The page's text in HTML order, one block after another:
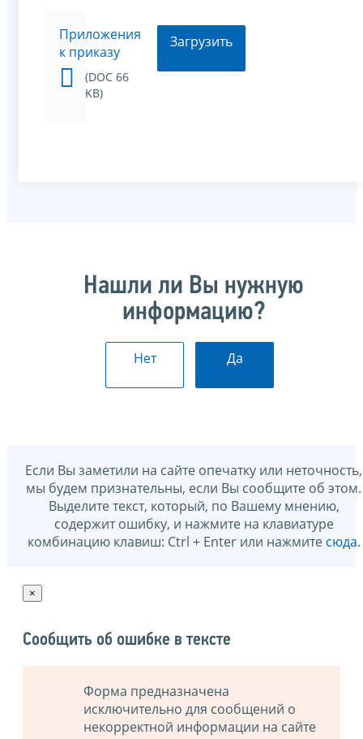
Приложения
к приказу
(DOC 66
KB)
Загрузить
Нашли ли Вы нужную
информацию?
Нет Да
Если Вы заметили на сайте опечатку или неточность,
мы будем признательны, если Вы сообщите об этом.
Выделите текст, который, по Вашему мнению,
содержит ошибку, и нажмите на клавиатуре
комбинацию клавиш: Ctrl + Enter или нажмите сюда.
×
Сообщить об ошибке в тексте
Форма предназначена
исключительно для сообщений о
некорректной информации на сайте